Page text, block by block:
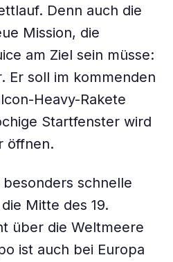
Denn auch die
Mission, die
am Ziel sein müsse:
Er soll im kommenden
Heavy-Rakete
Startfenster wird
öffnen.
schnelle
Mitte des 19.
über die Weltmeere
ist auch bei Europa